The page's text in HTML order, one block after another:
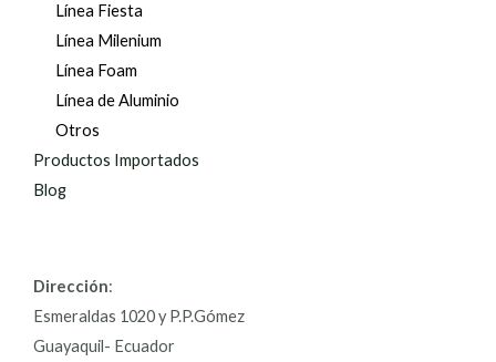
Línea Fiesta
Línea Milenium
Línea Foam
Línea de Aluminio
Otros
Productos Importados
Blog
Dirección:
Esmeraldas 1020 y P.P.Gómez
Guayaquil- Ecuador